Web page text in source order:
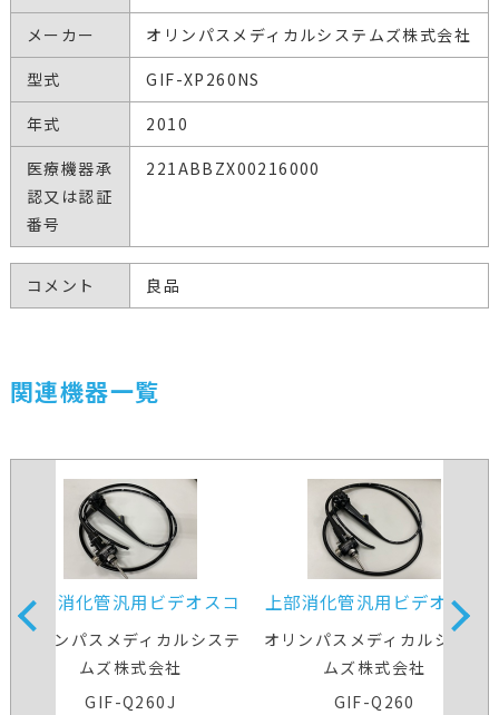
メーカー
オリンパスメディカルシステムズ株式会社
型式
GIF-XP260NS
年式
2010
医療機器承
認又は認証
番号
221ABBZX00216000
コメント 良品
関連機器一覧
上部消化管汎用ビデオスコ
ープ
オリンパスメディカルシステ
ムズ株式会社
GIF-Q260J
上部消化管汎用ビデオスコ
ープ
オリンパスメディカルシステ
ムズ株式会社
GIF-Q260